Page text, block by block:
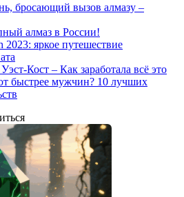
бросающий вызов алмазу –
алмаз в России!
2023: яркое путешествие
Кост – Как заработала всё это
быстрее мужчин? 10 лучших